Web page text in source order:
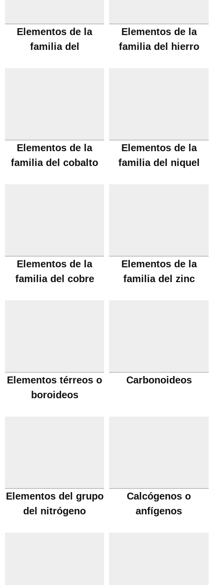
Elementos de la
familia del
Elementos de la
familia del hierro
Elementos de la
familia del cobalto
Elementos de la
familia del niquel
Elementos de la
familia del cobre
Elementos de la
familia del zinc
Elementos térreos o
boroideos
Carbonoideos
Elementos del grupo
del nitrógeno
Calcógenos o
anfígenos